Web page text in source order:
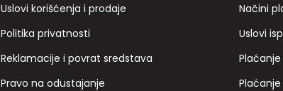
Uslovi korišćenja i prodaje
Politika privatnosti
Reklamacije i povrat sredstava
Pravo na odustajanje
Načini
Uslovi